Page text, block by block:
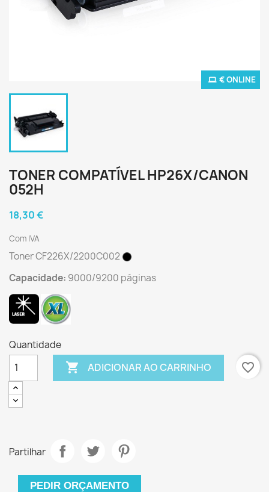
€ ONLINE
TONER COMPATÍVEL HP26X/CANON
052H
18,30 €
Com IVA
Toner CF226X/2200C002
Capacidade: 9000/9200 páginas
Quantidade
 ADICIONAR AO CARRINHO favorite_border
Partilhar
PEDIR ORÇAMENTO